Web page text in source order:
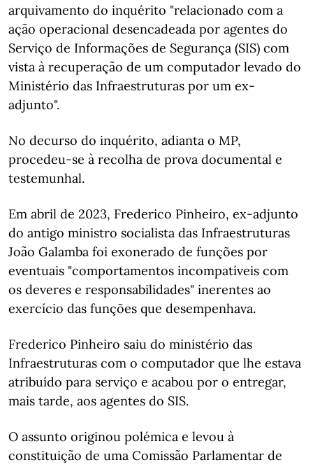
arquivamento do inquérito "relacionado com a
ação operacional desencadeada por agentes do
Serviço de Informações de Segurança (SIS) com
vista à recuperação de um computador levado do
Ministério das Infraestruturas por um ex-
adjunto".
No decurso do inquérito, adianta o MP,
procedeu-se à recolha de prova documental e
testemunhal.
Em abril de 2023, Frederico Pinheiro, ex-adjunto
do antigo ministro socialista das Infraestruturas
João Galamba foi exonerado de funções por
eventuais "comportamentos incompatíveis com
os deveres e responsabilidades" inerentes ao
exercício das funções que desempenhava.
Frederico Pinheiro saiu do ministério das
Infraestruturas com o computador que lhe estava
atribuído para serviço e acabou por o entregar,
mais tarde, aos agentes do SIS.
O assunto originou polémica e levou à
constituição de uma Comissão Parlamentar de